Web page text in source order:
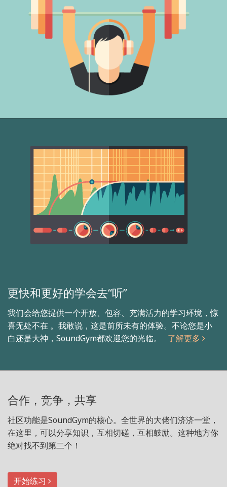
更快和更好的学会去“听”
我们会给您提供一个开放、包容、充满活力的学习环境，惊
喜无处不在 。我敢说，这是前所未有的体验。不论您是小
白还是大神，SoundGym都欢迎您的光临。 了解更多
合作，竞争，共享
社区功能是SoundGym的核心。全世界的大佬们济济一堂，
在这里，可以分享知识，互相切磋，互相鼓励。这种地方你
绝对找不到第二个！
开始练习